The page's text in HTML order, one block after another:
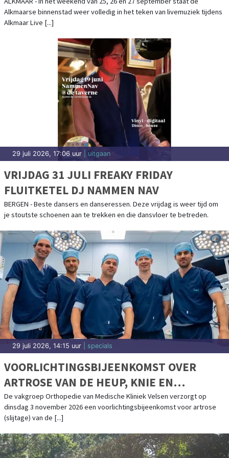
29 juli 2026, 9:25 uur| uitgaan
KOMENDE ZONDAG VRIENDEN VAN DE
ALKMAAR - Komende zondag 2 augustus 2026 is Vrienden van de Hout
en dat belooft een spetterend evenement te worden. Vrienden van de
Hout Live is een [...]
29 juli 2026, 8:00 uur | uitgaan
SLAGERS IN BERGEN
Een goede slager is meer dan een winkel, het is je adres voor
kwaliteitsvlees en eerlijk advies. Bergen telt meerdere slagers die